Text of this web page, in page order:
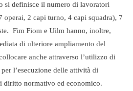
si definisce il numero di lavoratori
2 capi turno, 4 capi squadra), 7
Fim Fiom e Uilm hanno, inoltre,
di ulteriore ampliamento del
anche attraverso l’utilizzo di
l’esecuzione delle attività di
diritto normativo ed economico.